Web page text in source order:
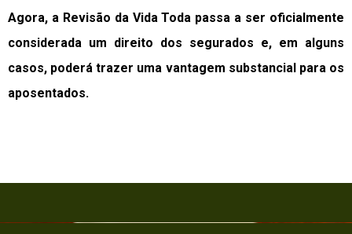
Agora, a Revisão da Vida Toda passa a ser oficialmente
considerada um direito dos segurados e, em alguns
casos, poderá trazer uma vantagem substancial para os
aposentados.